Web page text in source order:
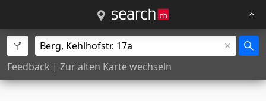
Feedback | Zur alten Karte wechseln